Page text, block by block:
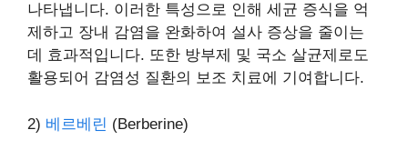
나타냅니다. 이러한 특성으로 인해 세균 증식을 억
제하고 장내 감염을 완화하여 설사 증상을 줄이는
데 효과적입니다. 또한 방부제 및 국소 살균제로도
활용되어 감염성 질환의 보조 치료에 기여합니다.
2) 베르베린 (Berberine)